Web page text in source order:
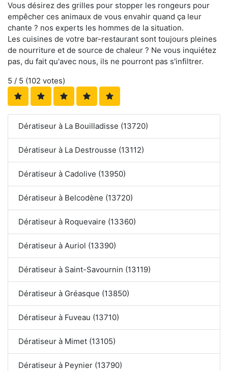
Vous désirez des grilles pour stopper les rongeurs pour
empêcher ces animaux de vous envahir quand ça leur
chante ? nos experts les hommes de la situation.
Les cuisines de votre bar-restaurant sont toujours pleines
de nourriture et de source de chaleur ? Ne vous inquiétez
pas, du fait qu'avec nous, ils ne pourront pas s'infiltrer.
5 / 5 (102 votes)
Dératiseur à La Bouilladisse (13720)
Dératiseur à La Destrousse (13112)
Dératiseur à Cadolive (13950)
Dératiseur à Belcodène (13720)
Dératiseur à Roquevaire (13360)
Dératiseur à Auriol (13390)
Dératiseur à Saint-Savournin (13119)
Dératiseur à Gréasque (13850)
Dératiseur à Fuveau (13710)
Dératiseur à Mimet (13105)
Dératiseur à Peynier (13790)